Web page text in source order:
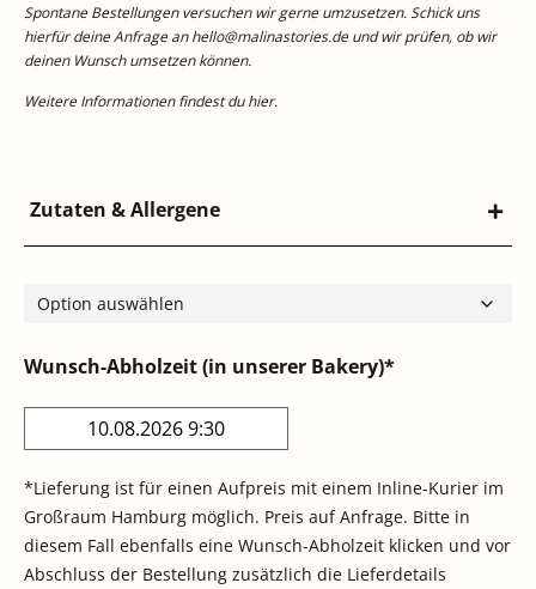
Spontane Bestellungen versuchen wir gerne umzusetzen. Schick uns
hierfür deine Anfrage an hello@malinastories.de und wir prüfen, ob wir
deinen Wunsch umsetzen können.
Weitere Informationen findest duhier.
Zutaten & Allergene
Wunsch-Abholzeit (in unserer Bakery)*
*Lieferung ist für einen Aufpreis mit einem Inline-Kurier im
Großraum Hamburg möglich. Preis auf Anfrage. Bitte in
diesem Fall ebenfalls eine Wunsch-Abholzeit klicken und vor
Abschluss der Bestellung zusätzlich die Lieferdetails